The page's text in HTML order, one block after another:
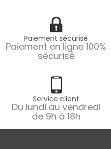
Paiement sécurisé
Paiement en ligne 100%
sécurisé
Service client
Du lundi au vendredi
de 9h à 18h